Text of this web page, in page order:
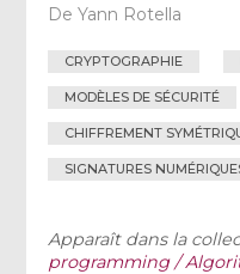
DeYann Rotella
CRYPTOGRAPHIE
MODÈLES DE SÉCURITÉ
CHIFFREMENT
SIGNATURES
Apparaît dans la
programming /